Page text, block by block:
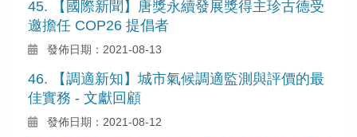
45. 【國際新聞】唐獎永續發展獎得主珍古德受
邀擔任 COP26 提倡者
發佈日期：2021-08-13
46. 【調適新知】城市氣候調適監測與評價的最
佳實務 - 文獻回顧
發佈日期：2021-08-12